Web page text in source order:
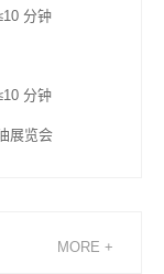
分钟
分钟
展览会
MORE +